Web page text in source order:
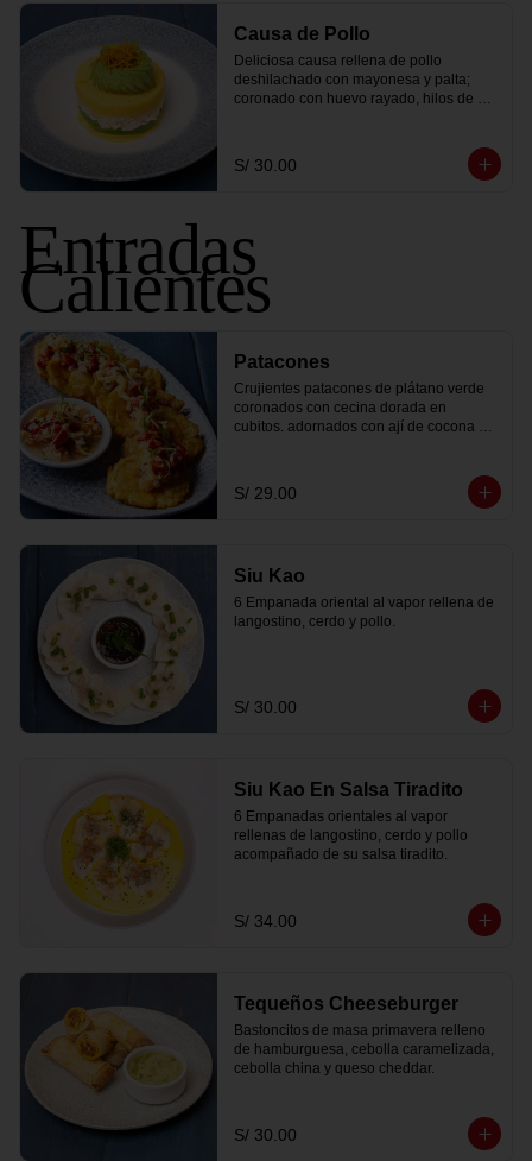
Causa de Pollo
Deliciosa causa rellena de pollo
deshilachado con mayonesa y palta;
coronado con huevo rayado, hilos de
S/ 30.00
Entradas
Calientes
Patacones
Crujientes patacones de plátano verde
coronados con cecina dorada en
cubitos. adornados con ají de cocona
S/ 29.00
Siu Kao
6 Empanada oriental al vapor rellena de
langostino, cerdo y pollo.
S/ 30.00
Siu Kao En Salsa Tiradito
6 Empanadas orientales al vapor
rellenas de langostino, cerdo y pollo
acompañado de su salsa tiradito.
S/ 34.00
Tequeños Cheeseburger
Bastoncitos de masa primavera relleno
de hamburguesa, cebolla caramelizada,
cebolla china y queso cheddar.
S/ 30.00